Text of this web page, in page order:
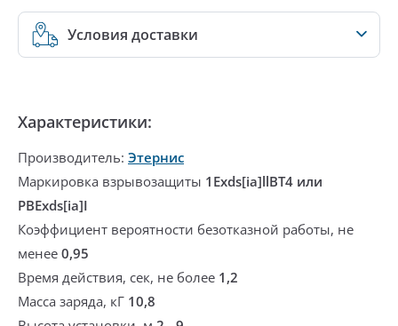
Условия доставки
Характеристики:
Производитель: Этернис
Маркировка взрывозащиты 1Exds[ia]llBT4 или
РВExds[ia]I
Коэффициент вероятности безотказной работы, не
менее 0,95
Время действия, сек, не более 1,2
Масса заряда, кГ 10,8